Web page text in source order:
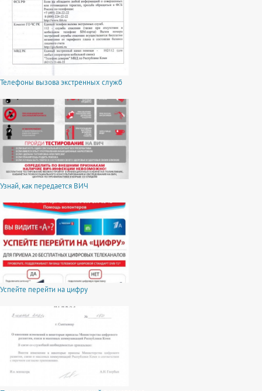
Телефоны вызова экстренных служб
Узнай, как передается ВИЧ
Успейте перейти на цифру